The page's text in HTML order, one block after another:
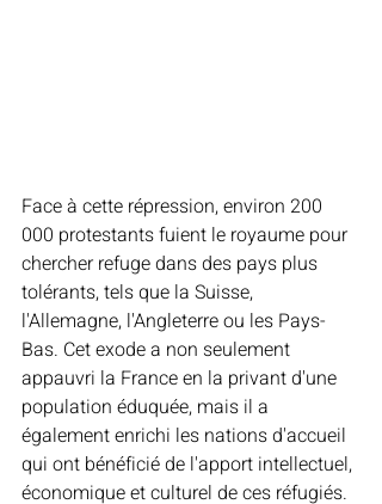
Face à cette répression, environ 200
000 protestants fuient le royaume pour
chercher refuge dans des pays plus
tolérants, tels que la Suisse,
l'Allemagne, l'Angleterre ou les Pays-
Bas. Cet exode a non seulement
appauvri la France en la privant d'une
population éduquée, mais il a
également enrichi les nations d'accueil
qui ont bénéficié de l'apport intellectuel,
économique et culturel de ces réfugiés.